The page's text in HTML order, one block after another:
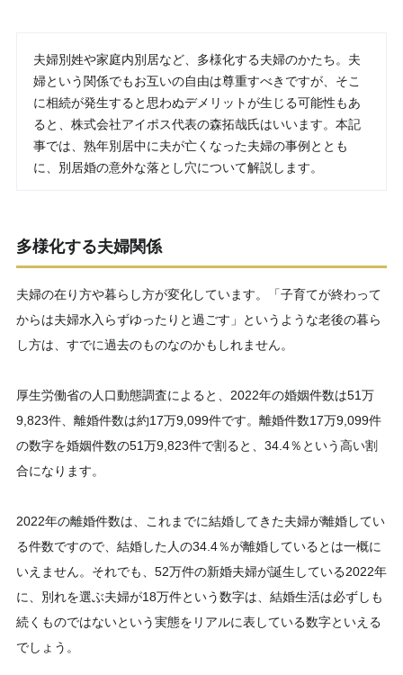
夫婦別姓や家庭内別居など、多様化する夫婦のかたち。夫
婦という関係でもお互いの自由は尊重すべきですが、そこ
に相続が発生すると思わぬデメリットが生じる可能性もあ
ると、株式会社アイポス代表の森拓哉氏はいいます。本記
事では、熟年別居中に夫が亡くなった夫婦の事例ととも
に、別居婚の意外な落とし穴について解説します。
多様化する夫婦関係
夫婦の在り方や暮らし方が変化しています。「子育てが終わって
からは夫婦水入らずゆったりと過ごす」というような老後の暮ら
し方は、すでに過去のものなのかもしれません。
厚生労働省の人口動態調査によると、2022年の婚姻件数は51万
9,823件、離婚件数は約17万9,099件です。離婚件数17万9,099件
の数字を婚姻件数の51万9,823件で割ると、34.4％という高い割
合になります。
2022年の離婚件数は、これまでに結婚してきた夫婦が離婚してい
る件数ですので、結婚した人の34.4％が離婚しているとは一概に
いえません。それでも、52万件の新婚夫婦が誕生している2022年
に、別れを選ぶ夫婦が18万件という数字は、結婚生活は必ずしも
続くものではないという実態をリアルに表している数字といえる
でしょう。